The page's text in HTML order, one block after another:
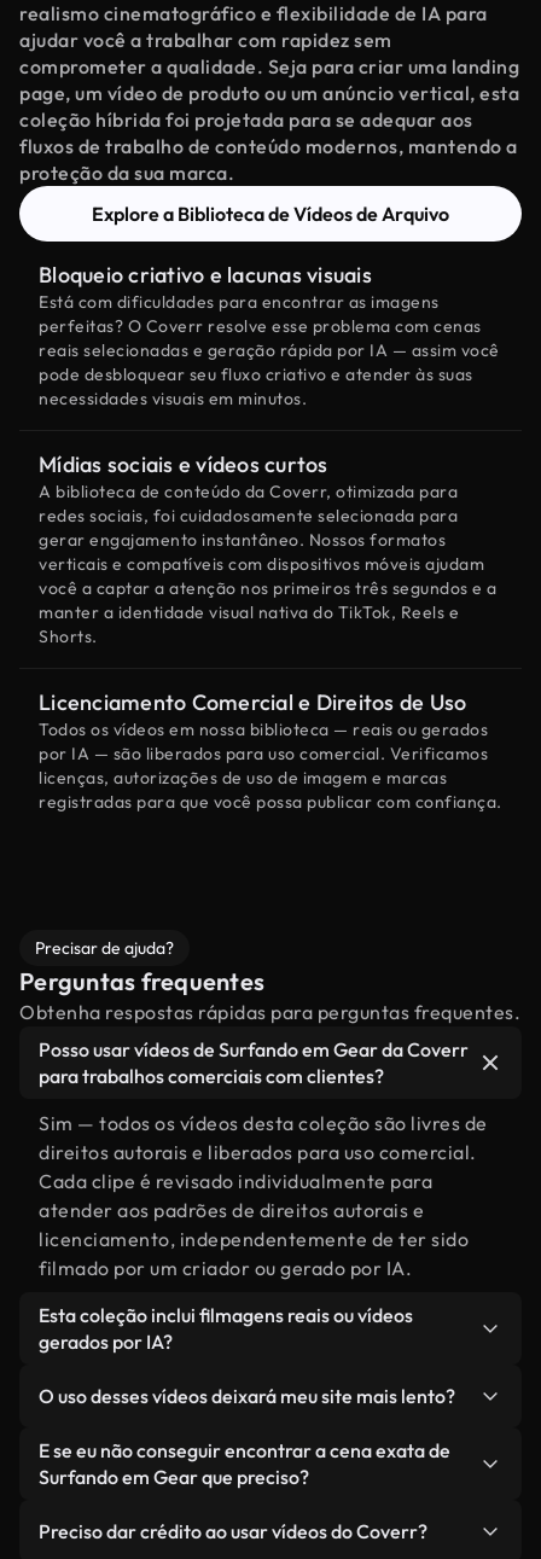
realismo cinematográfico e flexibilidade de IA para
ajudar você a trabalhar com rapidez sem
comprometer a qualidade. Seja para criar uma landing
page, um vídeo de produto ou um anúncio vertical, esta
coleção híbrida foi projetada para se adequar aos
fluxos de trabalho de conteúdo modernos, mantendo a
proteção da sua marca.
Explore a Biblioteca de Vídeos de Arquivo
Bloqueio criativo e lacunas visuais
Está com dificuldades para encontrar as imagens
perfeitas? O Coverr resolve esse problema com cenas
reais selecionadas e geração rápida por IA — assim você
pode desbloquear seu fluxo criativo e atender às suas
necessidades visuais em minutos.
Mídias sociais e vídeos curtos
A biblioteca de conteúdo da Coverr, otimizada para
redes sociais, foi cuidadosamente selecionada para
gerar engajamento instantâneo. Nossos formatos
verticais e compatíveis com dispositivos móveis ajudam
você a captar a atenção nos primeiros três segundos e a
manter a identidade visual nativa do TikTok, Reels e
Shorts.
Licenciamento Comercial e Direitos de Uso
Todos os vídeos em nossa biblioteca — reais ou gerados
por IA — são liberados para uso comercial. Verificamos
licenças, autorizações de uso de imagem e marcas
registradas para que você possa publicar com confiança.
Precisar de ajuda?
Perguntas frequentes
Obtenha respostas rápidas para perguntas frequentes.
Posso usar vídeos de Surfando em Gear da Coverr
para trabalhos comerciais com clientes?
Sim — todos os vídeos desta coleção são livres de
direitos autorais e liberados para uso comercial.
Cada clipe é revisado individualmente para
atender aos padrões de direitos autorais e
licenciamento, independentemente de ter sido
filmado por um criador ou gerado por IA.
Esta coleção inclui filmagens reais ou vídeos
gerados por IA?
por filmagens reais, feitas por humanos,
relacionadas a Surfando em Gear, juntamente
com vídeos gerados por IA. Cada vídeo é
claramente identificado para que você sempre
saiba o que está usando.
O uso desses vídeos deixará meu site mais lento?
Não, se você selecionar nossas versões
otimizadas. Oferecemos formatos leves e prontos
— mantendo a alta qualidade, minimizando os
E se eu não conseguir encontrar a cena exata de
Surfando em Gear que preciso?
Coverr AI Studio. Basta descrever a cena — como
Preciso dar crédito ao usar vídeos do Coverr?